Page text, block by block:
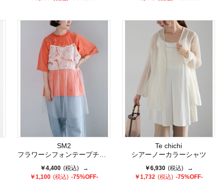
SM2
フラワーシフォンテープチュールキャミソール
￥4,400 (税込)
→
￥1,100 (税込) -75%OFF-
Te chichi
シアーノーカラーシャツ
￥6,930 (税込)
→
￥1,732 (税込) -75%OFF-